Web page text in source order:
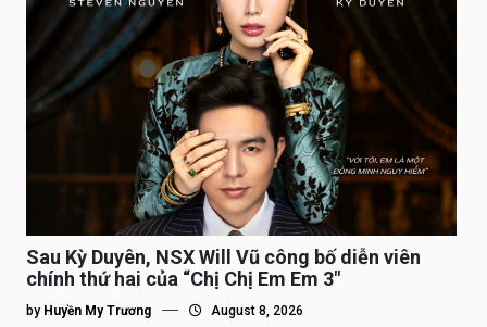
Sau Kỳ Duyên, NSX Will Vũ công bố diễn viên
chính thứ hai của “Chị Chị Em Em 3″
by Huyền My Trương August 8, 2026